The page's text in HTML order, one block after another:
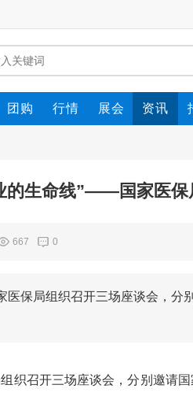
团购 行情 展会 资讯
的生命线”——国家医保
667 0
医保局组织召开三场座谈会，分
织召开三场座谈会，分别邀请